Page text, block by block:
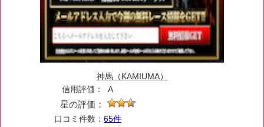
神馬（KAMIUMA）
信用評価：
A
星の評価：
口コミ件数： 65件